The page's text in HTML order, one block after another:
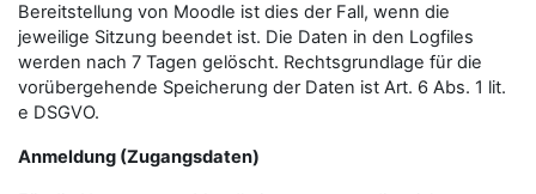
Bereitstellung von Moodle ist dies der Fall, wenn die
jeweilige Sitzung beendet ist. Die Daten in den Logfiles
werden nach 7 Tagen gelöscht. Rechtsgrundlage für die
vorübergehende Speicherung der Daten ist Art. 6 Abs. 1 lit.
e DSGVO.
Anmeldung (Zugangsdaten)